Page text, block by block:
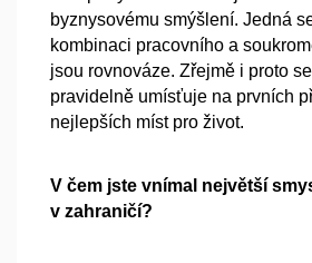
byznysovému smýšlení. Jedná
kombinaci pracovního a
jsou rovnováze. Zřejmě i proto
pravidelně umísťuje na prvních
nejlepších míst pro život.
V čem jste vnímal největší
v zahraničí?